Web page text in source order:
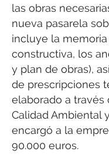
las obras
nueva pasarela
incluye la
constructiva, los
y plan de obras),
de prescripciones
elaborado a través
Calidad Ambiental
encargó a la
90.000 euros.